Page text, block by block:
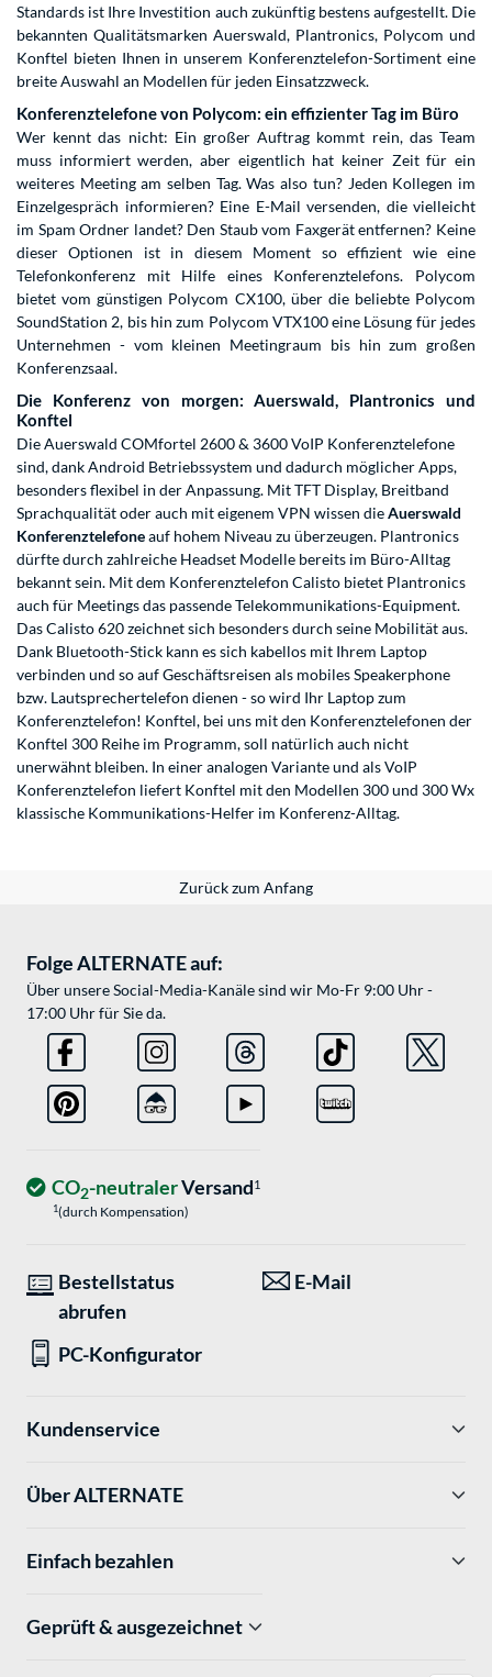
Standards ist Ihre Investition auch zukünftig bestens aufgestellt. Die
bekannten Qualitätsmarken Auerswald, Plantronics, Polycom und
Konftel bieten Ihnen in unserem Konferenztelefon-Sortiment eine
breite Auswahl an Modellen für jeden Einsatzzweck.
Konferenztelefone von Polycom: ein effizienter Tag im Büro
Wer kennt das nicht: Ein großer Auftrag kommt rein, das Team
muss informiert werden, aber eigentlich hat keiner Zeit für ein
weiteres Meeting am selben Tag. Was also tun? Jeden Kollegen im
Einzelgespräch informieren? Eine E-Mail versenden, die vielleicht
im Spam Ordner landet? Den Staub vom Faxgerät entfernen? Keine
dieser Optionen ist in diesem Moment so effizient wie eine
Telefonkonferenz mit Hilfe eines Konferenztelefons. Polycom
bietet vom günstigen Polycom CX100, über die beliebte Polycom
SoundStation 2, bis hin zum Polycom VTX100 eine Lösung für jedes
Unternehmen - vom kleinen Meetingraum bis hin zum großen
Konferenzsaal.
Die Konferenz von morgen: Auerswald, Plantronics und
Konftel
Die Auerswald COMfortel 2600 & 3600 VoIP Konferenztelefone
sind, dank Android Betriebssystem und dadurch möglicher Apps,
besonders flexibel in der Anpassung. Mit TFT Display, Breitband
Sprachqualität oder auch mit eigenem VPN wissen dieAuerswald
Konferenztelefoneauf hohem Niveau zu überzeugen. Plantronics
dürfte durch zahlreiche Headset Modelle bereits im Büro-Alltag
bekannt sein. Mit dem Konferenztelefon Calisto bietet Plantronics
auch für Meetings das passende Telekommunikations-Equipment.
Das Calisto 620 zeichnet sich besonders durch seine Mobilität aus.
Dank Bluetooth-Stick kann es sich kabellos mit Ihrem Laptop
verbinden und so auf Geschäftsreisen als mobiles Speakerphone
bzw. Lautsprechertelefon dienen - so wird Ihr Laptop zum
Konferenztelefon! Konftel, bei uns mit den Konferenztelefonen der
Konftel 300 Reihe im Programm, soll natürlich auch nicht
unerwähnt bleiben. In einer analogen Variante und als VoIP
Konferenztelefon liefert Konftel mit den Modellen 300 und 300 Wx
klassische Kommunikations-Helfer im Konferenz-Alltag.
Zurück zum Anfang
Folge ALTERNATE auf:
Über unsere Social-Media-Kanäle sind wir Mo-Fr 9:00 Uhr -
17:00 Uhr für Sie da.
CO2-neutralerVersand1
1(durch Kompensation)
Bestellstatus
abrufen
E-Mail
PC-Konfigurator
Kundenservice
Über ALTERNATE
Einfach bezahlen
Geprüft & ausgezeichnet